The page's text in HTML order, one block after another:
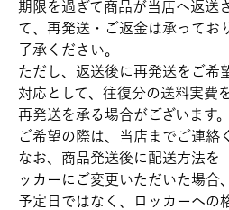
期限を過ぎて商品が当店へ返送
て、再発送・ご返金は承ってお
了承ください。
ただし、返送後に再発送をご希
対応として、往復分の送料実費
再発送を承る場合がございます。
ご希望の際は、当店までご連絡
なお、商品発送後に配送方法を
ッカーにご変更いただいた場合
予定日ではなく、ロッカーへの